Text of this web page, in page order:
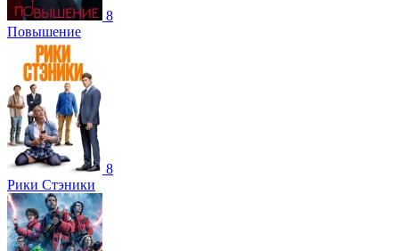
8
Повышение
8
Рики Стэники